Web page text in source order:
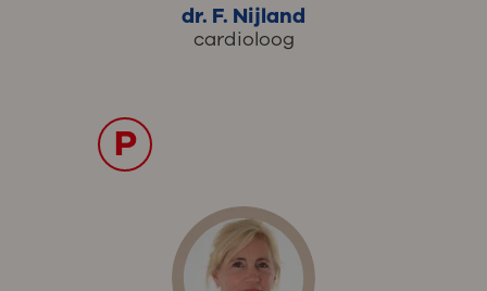
dr. F. Nijland
cardioloog
P